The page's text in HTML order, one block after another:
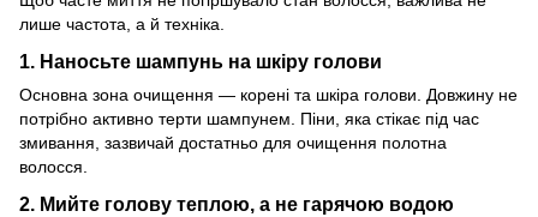
лише частота, а й техніка.
1. Наносьте шампунь на шкіру голови
Основна зона очищення — корені та шкіра голови. Довжину не
потрібно активно терти шампунем. Піни, яка стікає під час
змивання, зазвичай достатньо для очищення полотна
волосся.
2. Мийте голову теплою, а не гарячою водою